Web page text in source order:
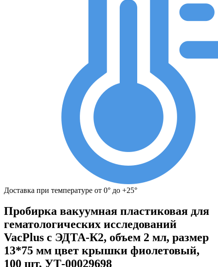
Доставка при температуре от 0° до +25°
Пробирка вакуумная пластиковая для
гематологических исследований
VacPlus с ЭДТА-К2, объем 2 мл, размер
13*75 мм цвет крышки фиолетовый,
100 шт, УТ-00029698